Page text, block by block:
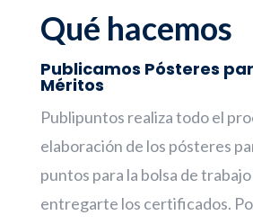
Qué hacemos
Publicamos Pósteres
Méritos
Publipuntos realiza todo el
elaboración de los pósteres
puntos para la bolsa de
entregarte los certificados.